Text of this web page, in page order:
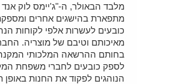
מלבד הבאולר, ה-"ג'יימס לוק אנד
מתפארת בהישגים אחרים ומספקת
כובעים לעשרות אלפי לקוחות
מאיכותם וטיבם של מוצריה.
בחותם ההרשאה המלכותי
לספק כובעים לחברי משפחת
הנוהגים לפקוד את החנות באופן